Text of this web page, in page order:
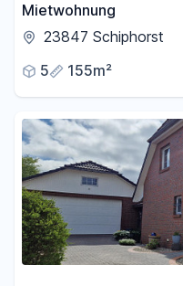
Mietwohnung
23847 Schiphorst
5
155m²